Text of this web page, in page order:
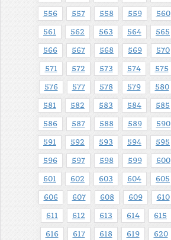
556 557 558 559 560
561 562 563 564 565
566 567 568 569 570
571 572 573 574 575
576 577 578 579 580
581 582 583 584 585
586 587 588 589 590
591 592 593 594 595
596 597 598 599 600
601 602 603 604 605
606 607 608 609 610
611 612 613 614 615
616 617 618 619 620